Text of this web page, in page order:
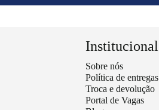
Institucional
Sobre nós
Política de entregas
Troca e devolução
Portal de Vagas